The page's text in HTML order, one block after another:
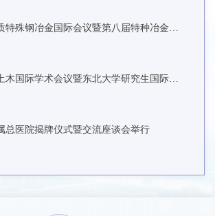
2026年智慧土木国际学术会议暨东北大学研究生国际暑期学校第九期在东北大学召开
总医院揭牌仪式暨交流座谈会举行